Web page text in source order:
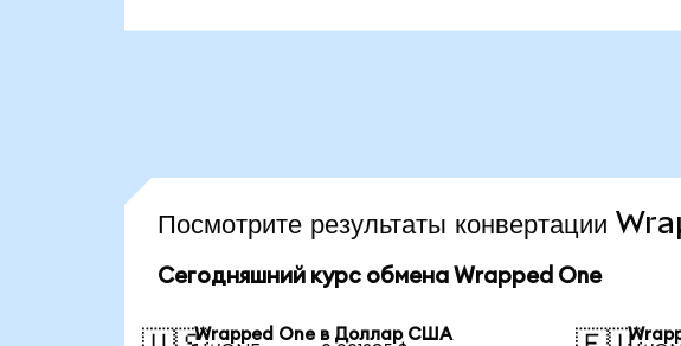
Посмотрите результаты конвертации
Сегодняшний курс обмена Wrapped One
Wrapped One в Доллар США